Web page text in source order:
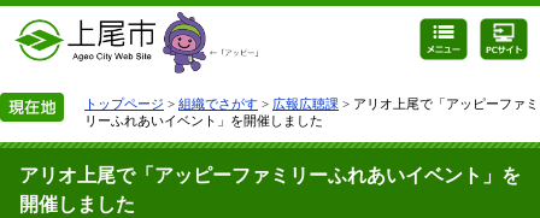
トップページ > 組織でさがす > 広報広聴課 > アリオ上尾で「アッピーファミ
リーふれあいイベント」を開催しました
アリオ上尾で「アッピーファミリーふれあいイベント」を
開催しました